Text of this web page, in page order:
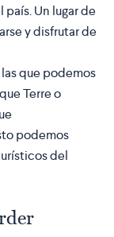
país. Un lugar de
y disfrutar de
que podemos
Terre o
podemos
del